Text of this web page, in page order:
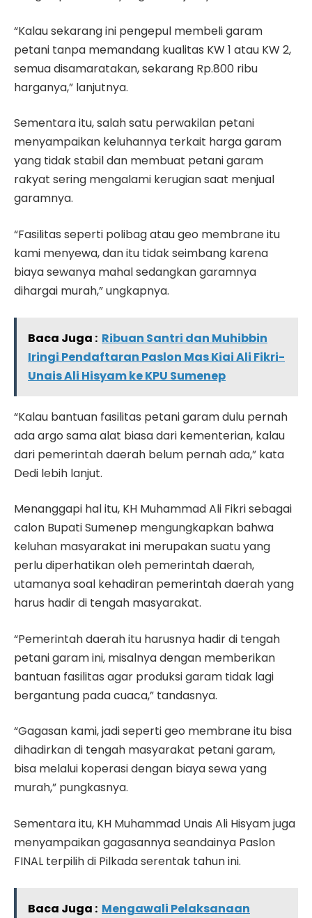
“Kalau sekarang ini pengepul membeli garam
petani tanpa memandang kualitas KW 1 atau KW 2,
semua disamaratakan, sekarang Rp.800 ribu
harganya,” lanjutnya.
Sementara itu, salah satu perwakilan petani
menyampaikan keluhannya terkait harga garam
yang tidak stabil dan membuat petani garam
rakyat sering mengalami kerugian saat menjual
garamnya.
“Fasilitas seperti polibag atau geo membrane itu
kami menyewa, dan itu tidak seimbang karena
biaya sewanya mahal sedangkan garamnya
dihargai murah,” ungkapnya.
Baca Juga : Ribuan Santri dan Muhibbin
Iringi Pendaftaran Paslon Mas Kiai Ali Fikri-
Unais Ali Hisyam ke KPU Sumenep
“Kalau bantuan fasilitas petani garam dulu pernah
ada argo sama alat biasa dari kementerian, kalau
dari pemerintah daerah belum pernah ada,” kata
Dedi lebih lanjut.
Menanggapi hal itu, KH Muhammad Ali Fikri sebagai
calon Bupati Sumenep mengungkapkan bahwa
keluhan masyarakat ini merupakan suatu yang
perlu diperhatikan oleh pemerintah daerah,
utamanya soal kehadiran pemerintah daerah yang
harus hadir di tengah masyarakat.
“Pemerintah daerah itu harusnya hadir di tengah
petani garam ini, misalnya dengan memberikan
bantuan fasilitas agar produksi garam tidak lagi
bergantung pada cuaca,” tandasnya.
“Gagasan kami, jadi seperti geo membrane itu bisa
dihadirkan di tengah masyarakat petani garam,
bisa melalui koperasi dengan biaya sewa yang
murah,” pungkasnya.
Sementara itu, KH Muhammad Unais Ali Hisyam juga
menyampaikan gagasannya seandainya Paslon
FINAL terpilih di Pilkada serentak tahun ini.
Baca Juga : Mengawali Pelaksanaan